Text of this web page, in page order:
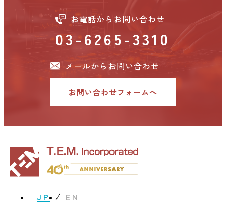
お電話からお問い合わせ
03-6265-3310
メールからお問い合わせ
お問い合わせフォームへ
JP EN